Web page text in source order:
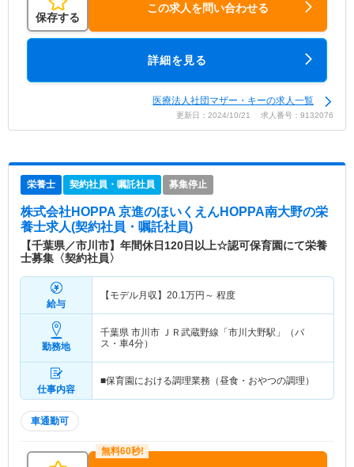
保存する
この求人を問い合わせる
詳細を見る
医療法人社団マザー・キーの求人一覧
更新日：2024/10/21 求人番号：9132076
栄養士 契約社員・嘱託社員 募集停止
株式会社HOPPA 京進のほいくえんHOPPA南大野の栄
養士求人(契約社員・嘱託社員)
【千葉県／市川市】年間休日120日以上☆認可保育園にて栄養
士募集〈契約社員〉
給与
【モデル月収】 20.1万円～ 程度
勤務地
千葉県 市川市 ＪＲ武蔵野線「市川大野駅」（バ
ス・車4分）
仕事内容
■保育園における調理業務（昼食・おやつの調理）
車通勤可